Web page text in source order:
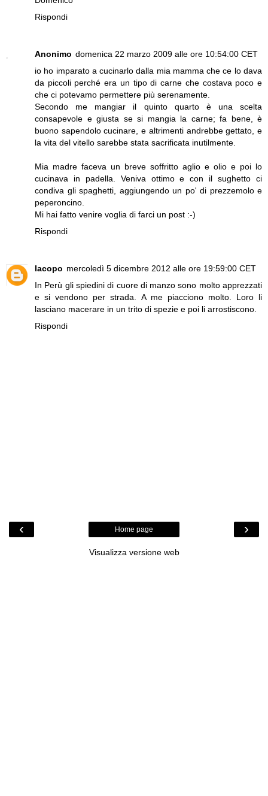
Rispondi
Anonimo domenica 22 marzo 2009 alle ore 10:54:00 CET
io ho imparato a cucinarlo dalla mia mamma che ce lo dava
da piccoli perché era un tipo di carne che costava poco e
che ci potevamo permettere più serenamente.
Secondo me mangiar il quinto quarto è una scelta
consapevole e giusta se si mangia la carne; fa bene, è
buono sapendolo cucinare, e altrimenti andrebbe gettato, e
la vita del vitello sarebbe stata sacrificata inutilmente.
Mia madre faceva un breve soffritto aglio e olio e poi lo
cucinava in padella. Veniva ottimo e con il sughetto ci
condiva gli spaghetti, aggiungendo un po' di prezzemolo e
peperoncino.
Mi hai fatto venire voglia di farci un post :-)
Rispondi
Iacopo mercoledì 5 dicembre 2012 alle ore 19:59:00 CET
In Perù gli spiedini di cuore di manzo sono molto apprezzati
e si vendono per strada. A me piacciono molto. Loro li
lasciano macerare in un trito di spezie e poi li arrostiscono.
Rispondi
‹ ›
Home page
Visualizza versione web